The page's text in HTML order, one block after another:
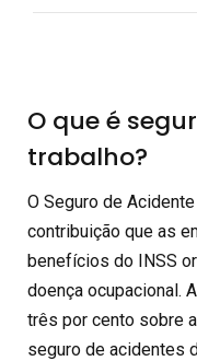
O que é
trabalho?
O Seguro de
contribuição que as
benefícios do INSS
doença ocupacional.
três por cento sobre
seguro de acidentes